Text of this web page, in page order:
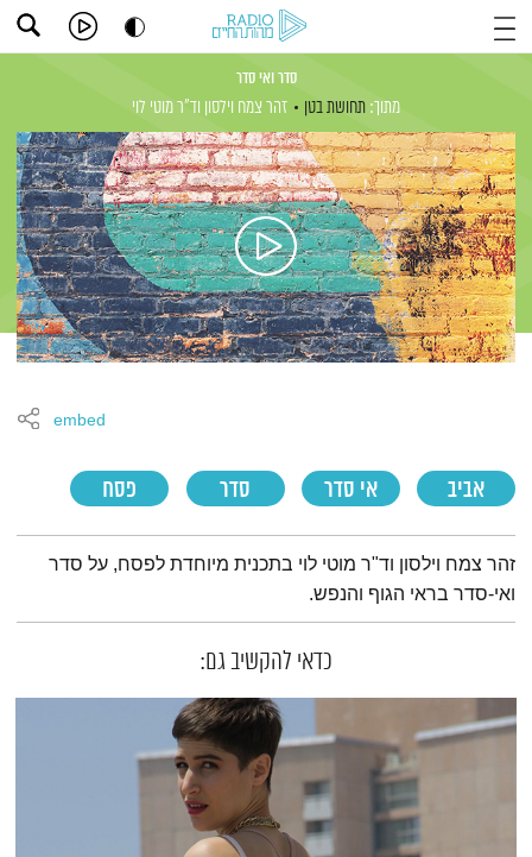
סדר ואי סדר
מתוך: תחושת בטן זהר צמח וילסון וד"ר מוטי לוי
אביב אי סדר סדר פסח
embed
תמצית הפודקאסט
זהר צמח וילסון וד"ר מוטי לוי בתכנית מיוחדת לפסח, על סדר
ואי-סדר בראי הגוף והנפש.
כדאי להקשיב גם: